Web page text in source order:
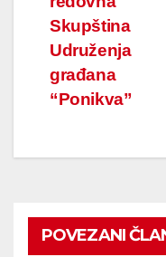
članaka
Skupština
Udruženja
građana
“Ponikva”
POVEZANI